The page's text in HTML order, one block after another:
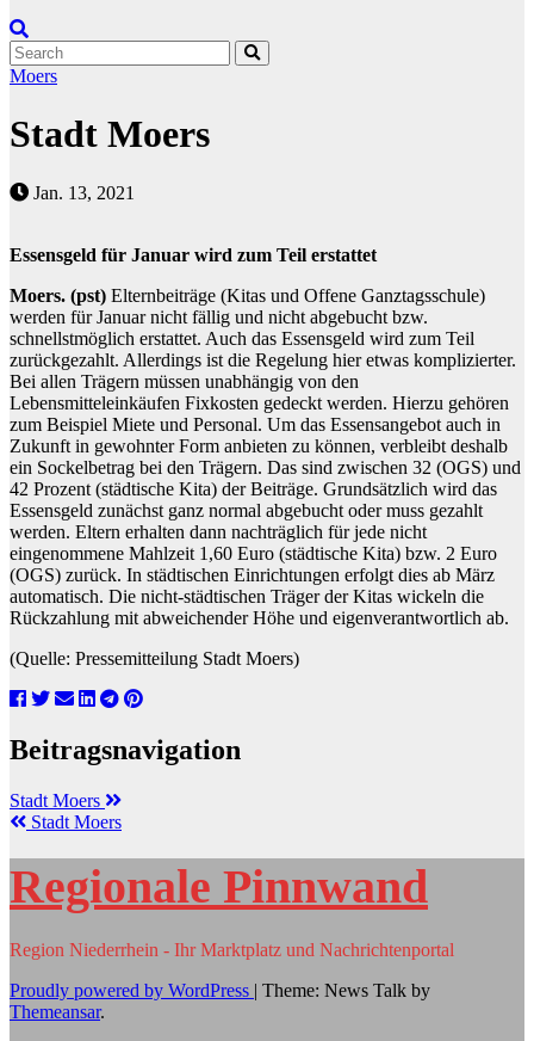
Moers
Stadt Moers
Jan. 13, 2021
Essensgeld für Januar wird zum Teil erstattet
Moers. (pst) Elternbeiträge (Kitas und Offene Ganztagsschule)
werden für Januar nicht fällig und nicht abgebucht bzw.
schnellstmöglich erstattet. Auch das Essensgeld wird zum Teil
zurückgezahlt. Allerdings ist die Regelung hier etwas komplizierter.
Bei allen Trägern müssen unabhängig von den
Lebensmitteleinkäufen Fixkosten gedeckt werden. Hierzu gehören
zum Beispiel Miete und Personal. Um das Essensangebot auch in
Zukunft in gewohnter Form anbieten zu können, verbleibt deshalb
ein Sockelbetrag bei den Trägern. Das sind zwischen 32 (OGS) und
42 Prozent (städtische Kita) der Beiträge. Grundsätzlich wird das
Essensgeld zunächst ganz normal abgebucht oder muss gezahlt
werden. Eltern erhalten dann nachträglich für jede nicht
eingenommene Mahlzeit 1,60 Euro (städtische Kita) bzw. 2 Euro
(OGS) zurück. In städtischen Einrichtungen erfolgt dies ab März
automatisch. Die nicht-städtischen Träger der Kitas wickeln die
Rückzahlung mit abweichender Höhe und eigenverantwortlich ab.
(Quelle: Pressemitteilung Stadt Moers)
Beitragsnavigation
Stadt Moers
Stadt Moers
Regionale Pinnwand
Region Niederrhein - Ihr Marktplatz und Nachrichtenportal
Proudly powered by WordPress | Theme: News Talk by
Themeansar.